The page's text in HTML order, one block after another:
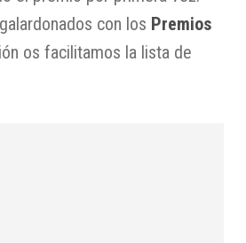
con los Premios
os facilitamos la lista de